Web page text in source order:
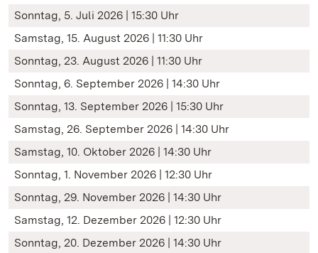
Sonntag, 5. Juli 2026 | 15:30 Uhr
Samstag, 15. August 2026 | 11:30 Uhr
Sonntag, 23. August 2026 | 11:30 Uhr
Sonntag, 6. September 2026 | 14:30 Uhr
Sonntag, 13. September 2026 | 15:30 Uhr
Samstag, 26. September 2026 | 14:30 Uhr
Samstag, 10. Oktober 2026 | 14:30 Uhr
Sonntag, 1. November 2026 | 12:30 Uhr
Sonntag, 29. November 2026 | 14:30 Uhr
Samstag, 12. Dezember 2026 | 12:30 Uhr
Sonntag, 20. Dezember 2026 | 14:30 Uhr